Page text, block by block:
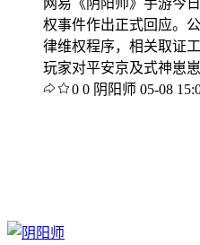
权事件作出正式回应。
律维权程序，相关取证
玩家对平安京及式神崽
0 0 阴阳师 05-08